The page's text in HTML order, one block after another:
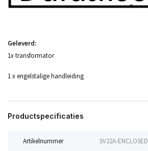
Geleverd:
1x transformator
1 x engelstalige handleiding
Productspecificaties
Artikelnummer 5V22A-ENCLOSED